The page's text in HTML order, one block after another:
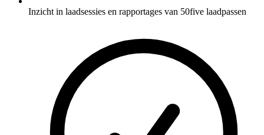
Inzicht in laadsessies en rapportages van 50five laadpassen